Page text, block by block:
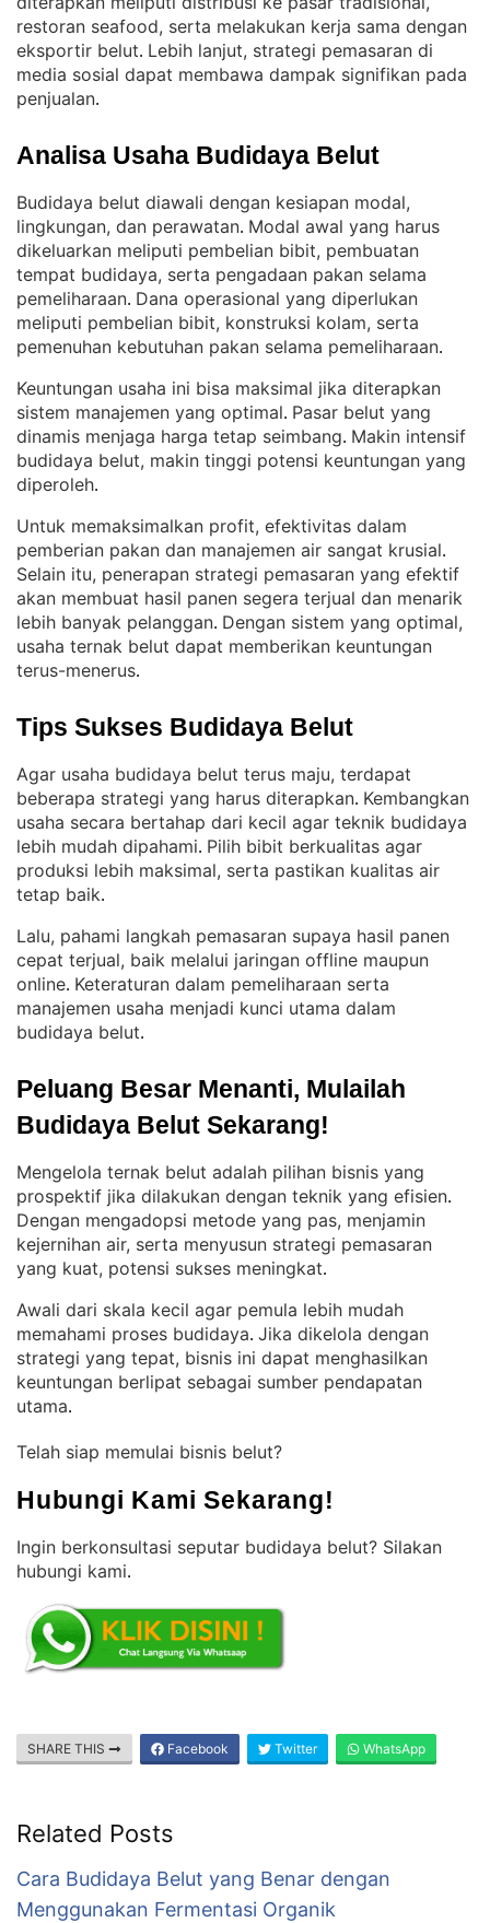
restoran seafood, serta melakukan kerja sama dengan
eksportir belut. Lebih lanjut, strategi pemasaran di
media sosial dapat membawa dampak signifikan pada
penjualan.
Analisa Usaha Budidaya Belut
Budidaya belut diawali dengan kesiapan modal,
lingkungan, dan perawatan. Modal awal yang harus
dikeluarkan meliputi pembelian bibit, pembuatan
tempat budidaya, serta pengadaan pakan selama
pemeliharaan. Dana operasional yang diperlukan
meliputi pembelian bibit, konstruksi kolam, serta
pemenuhan kebutuhan pakan selama pemeliharaan.
Keuntungan usaha ini bisa maksimal jika diterapkan
sistem manajemen yang optimal. Pasar belut yang
dinamis menjaga harga tetap seimbang. Makin intensif
budidaya belut, makin tinggi potensi keuntungan yang
diperoleh.
Untuk memaksimalkan profit, efektivitas dalam
pemberian pakan dan manajemen air sangat krusial
Selain itu, penerapan strategi pemasaran yang efektif
akan membuat hasil panen segera terjual dan menarik
lebih banyak pelanggan. Dengan sistem yang optimal,
usaha ternak belut dapat memberikan keuntungan
terus-menerus.
Tips Sukses Budidaya Belut
Agar usaha budidaya belut terus maju, terdapat
beberapa strategi yang harus diterapkan. Kembangkan
usaha secara bertahap dari kecil agar teknik budidaya
lebih mudah dipahami. Pilih bibit berkualitas agar
produksi lebih maksimal, serta pastikan kualitas air
tetap baik.
Lalu, pahami langkah pemasaran supaya hasil panen
cepat terjual, baik melalui jaringan offline maupun
online. Keteraturan dalam pemeliharaan serta
manajemen usaha menjadi kunci utama dalam
budidaya belut.
Peluang Besar Menanti, Mulailah
Budidaya Belut Sekarang!
Mengelola ternak belut adalah pilihan bisnis yang
prospektif jika dilakukan dengan teknik yang efisien
Dengan mengadopsi metode yang pas, menjamin
kejernihan air, serta menyusun strategi pemasaran
yang kuat, potensi sukses meningkat.
Awali dari skala kecil agar pemula lebih mudah
memahami proses budidaya. Jika dikelola dengan
strategi yang tepat, bisnis ini dapat menghasilkan
keuntungan berlipat sebagai sumber pendapatan
utama.
Telah siap memulai bisnis belut?
Hubungi Kami Sekarang!
Ingin berkonsultasi seputar budidaya belut? Silakan
hubungi kami.
SHARE THIS Facebook Twitter WhatsApp
Related Posts
Cara Budidaya Belut yang Benar dengan
Menggunakan Fermentasi Organik